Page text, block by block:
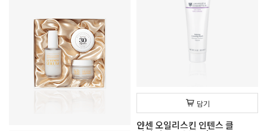
담기
얀센 오일리스킨 인텐스 클